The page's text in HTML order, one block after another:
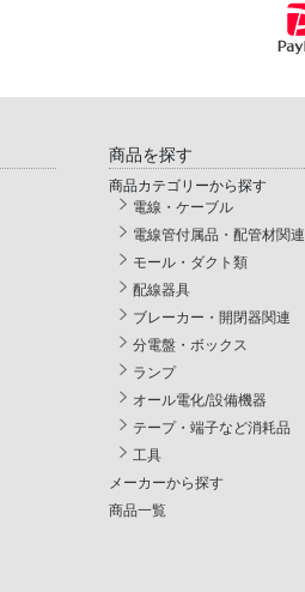
商品を探す
商品カテゴリーから探す
電線・ケーブル
電線管付属品・配管材関連
モール・ダクト類
配線器具
ブレーカー・開閉器関連
分電盤・ボックス
ランプ
オール電化/設備機器
テープ・端子など消耗品
工具
メーカーから探す
商品一覧